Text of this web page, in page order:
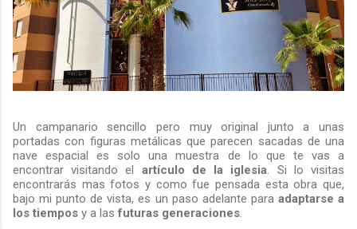
Un campanario sencillo pero muy original junto a unas
portadas con figuras metálicas que parecen sacadas de una
nave espacial es solo una muestra de lo que te vas a
encontrar visitando el artículo de la iglesia. Si lo visitas
encontrarás mas fotos y como fue pensada esta obra que,
bajo mi punto de vista, es un paso adelante para adaptarse a
los tiempos y a lasfuturas generaciones.